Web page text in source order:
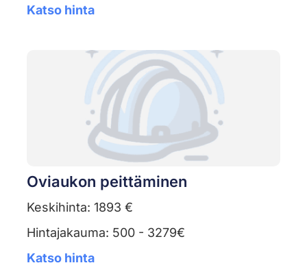
Katso hinta
Oviaukon peittäminen
Keskihinta: 1893 €
Hintajakauma: 500 - 3279€
Katso hinta